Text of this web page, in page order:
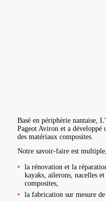
Basé en périphérie nantaise,
Pageot Aviron et a développé
des matériaux composites.
Notre savoir-faire est
la rénovation et la
kayaks, ailerons, nacelles
composites,
la fabrication sur mesure